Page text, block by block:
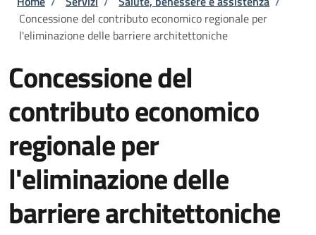
Concessione del contributo economico regionale per
l'eliminazione delle barriere architettoniche
Concessione del
contributo economico
regionale per
l'eliminazione delle
barriere architettoniche